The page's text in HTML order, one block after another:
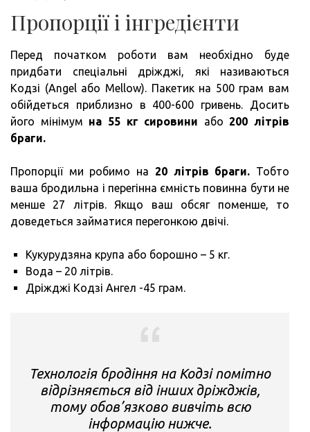
Пропорції і інгредієнти
Перед початком роботи вам необхідно буде
придбати спеціальні дріжджі, які називаються
Кодзі (Angel або Mellow). Пакетик на 500 грам вам
обійдеться приблизно в 400-600 гривень. Досить
його мінімум на 55 кг сировини або 200 літрів
браги.
Пропорції ми робимо на 20 літрів браги. Тобто
ваша бродильна і перегінна ємність повинна бути не
менше 27 літрів. Якщо ваш обсяг поменше, то
доведеться займатися перегонкою двічі.
Кукурудзяна крупа або борошно – 5 кг.
Вода – 20 літрів.
Дріжджі Кодзі Ангел -45 грам.
Технологія бродіння на Кодзі помітно
відрізняється від інших дріжджів,
тому обов’язково вивчіть всю
інформацію нижче.